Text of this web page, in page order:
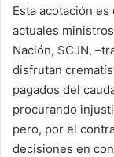
Esta acotación
actuales
Nación, SCJN,
disfrutan
pagados del
procurando
pero, por el
decisiones en